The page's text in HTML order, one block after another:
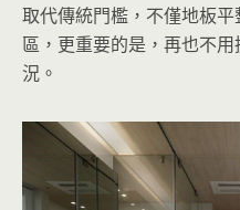
取代傳統門檻，不僅地板
區，更重要的是，再也不
況。